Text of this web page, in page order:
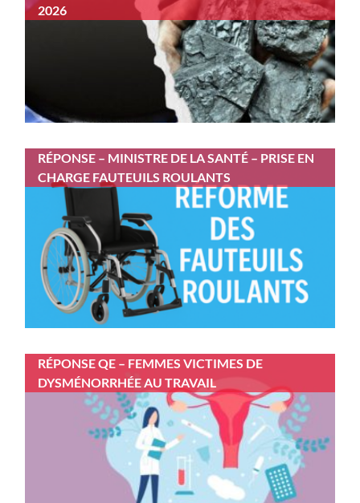
2026
RÉPONSE – MINISTRE DE LA SANTÉ – PRISE EN
CHARGE FAUTEUILS ROULANTS
RÉPONSE QE – FEMMES VICTIMES DE
DYSMÉNORRHÉE AU TRAVAIL